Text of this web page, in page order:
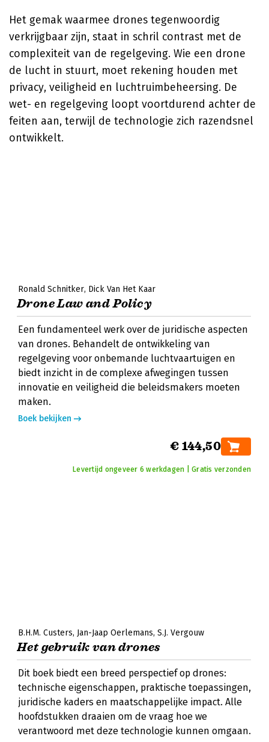
Het gemak waarmee drones tegenwoordig
verkrijgbaar zijn, staat in schril contrast met de
complexiteit van de regelgeving. Wie een drone
de lucht in stuurt, moet rekening houden met
privacy, veiligheid en luchtruimbeheersing. De
wet- en regelgeving loopt voortdurend achter de
feiten aan, terwijl de technologie zich razendsnel
ontwikkelt.
Ronald Schnitker Dick Van Het Kaar
Drone Law and Policy
Een fundamenteel werk over de juridische aspecten
van drones. Behandelt de ontwikkeling van
regelgeving voor onbemande luchtvaartuigen en
biedt inzicht in de complexe afwegingen tussen
innovatie en veiligheid die beleidsmakers moeten
maken.
Boek bekijken
€ 144,50
Levertijd ongeveer 6 werkdagen | Gratis verzonden
B.H.M. Custers Jan-Jaap Oerlemans S.J. Vergouw
Het gebruik van drones
Dit boek biedt een breed perspectief op drones:
technische eigenschappen, praktische toepassingen,
juridische kaders en maatschappelijke impact. Alle
hoofdstukken draaien om de vraag hoe we
verantwoord met deze technologie kunnen omgaan.